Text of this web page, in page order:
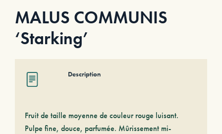
MALUS COMMUNIS
‘Starking’
Description
Fruit de taille moyenne de couleur rouge luisant.
Pulpe fine, douce, parfumée. Mûrissement mi-